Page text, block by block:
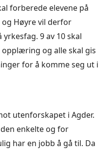
forberede elevene på
Høyre vil derfor
9 av 10 skal
og alle skal gis
for å komme seg ut i
utenforskapet i Agder.
enkelte og for
har en jobb å gå til. Da